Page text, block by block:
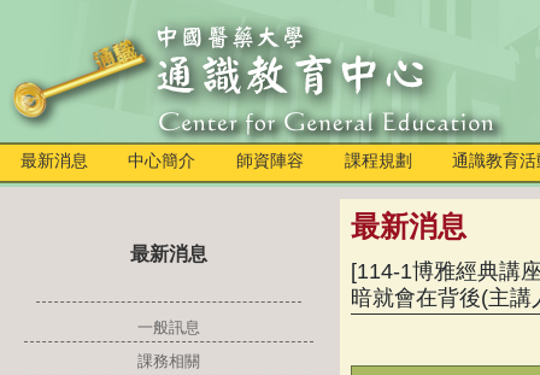
最新消息 中心簡介 師資陣容 課程規劃 通識教育活
最新消息
一般訊息
課務相關
最新消息
[114-1博雅經典講
暗就會在背後(主講